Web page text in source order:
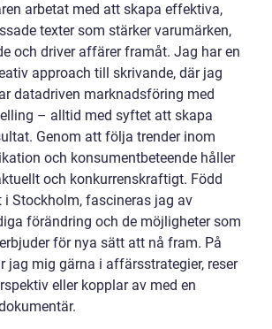
arbetat med att skapa effektiva,
texter som stärker varumärken,
och driver affärer framåt. Jag har en
approach till skrivande, där jag
datadriven marknadsföring med
– alltid med syftet att skapa
Genom att följa trender inom
och konsumentbeteende håller
och konkurrenskraftigt. Född
i Stockholm, fascineras jag av
förändring och de möjligheter som
för nya sätt att nå fram. På
jag mig gärna i affärsstrategier, reser
eller kopplar av med en